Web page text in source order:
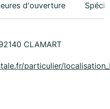
d'ouverture
CLAMART
particulier/